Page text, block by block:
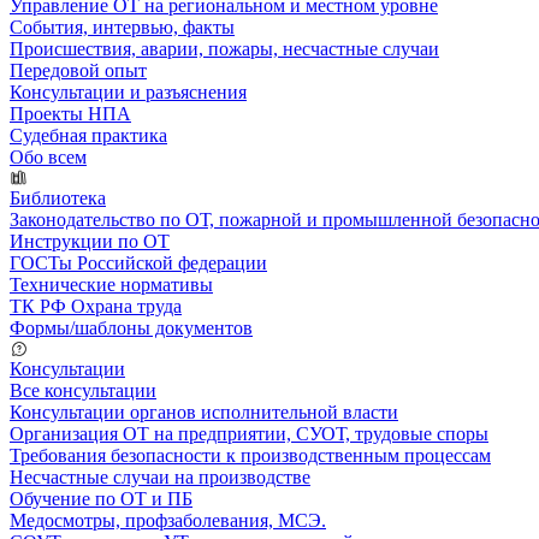
Управление ОТ на региональном и местном уровне
События, интервью, факты
Происшествия, аварии, пожары, несчастные случаи
Передовой опыт
Консультации и разъяснения
Проекты НПА
Судебная практика
Обо всем
Библиотека
Законодательство по ОТ, пожарной и промышленной
Инструкции по ОТ
ГОСТы Российской федерации
Технические нормативы
ТК РФ Охрана труда
Формы/шаблоны документов
Консультации
Все консультации
Консультации органов исполнительной власти
Организация ОТ на предприятии, СУОТ, трудовые споры
Требования безопасности к производственным процессам
Несчастные случаи на производстве
Обучение по ОТ и ПБ
Медосмотры, профзаболевания, МСЭ.